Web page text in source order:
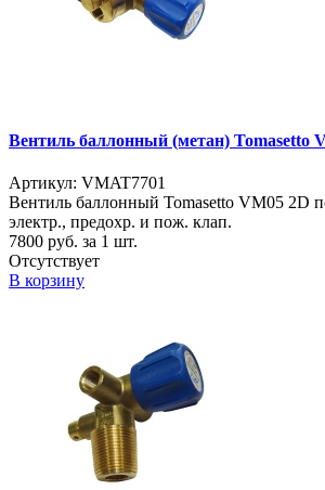
Вентиль баллонный (метан) Tomasetto
Артикул: VMAT7701
Вентиль баллонный Tomasetto VM05 2D
электр., предохр. и пож. клап.
7800 руб. за 1 шт.
Отсутствует
В корзину